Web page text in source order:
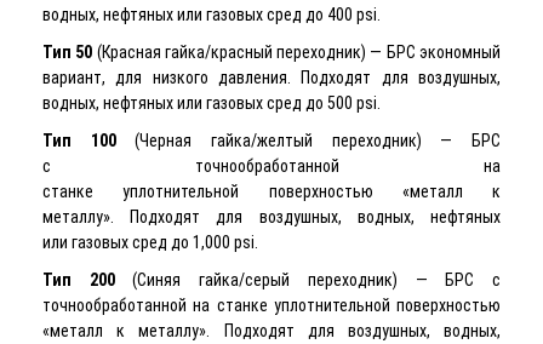
водных, нефтяных или газовых сред до 400 psi.
Тип 50 (Красная гайка/красный переходник) — БРС экономный
вариант, для низкого давления. Подходят для воздушных,
водных, нефтяных или газовых сред до 500 psi.
Тип 100(Черная гайка/желтый переходник) — БРС
с точнообработанной на
станке уплотнительной поверхностью «металл к
металлу». Подходят для воздушных, водных, нефтяных
или газовых сред до 1,000 psi.
Тип 200(Синяя гайка/серый переходник) — БРС с
точнообработанной на станке уплотнительной поверхностью
«металл к металлу». Подходят для воздушных, водных,